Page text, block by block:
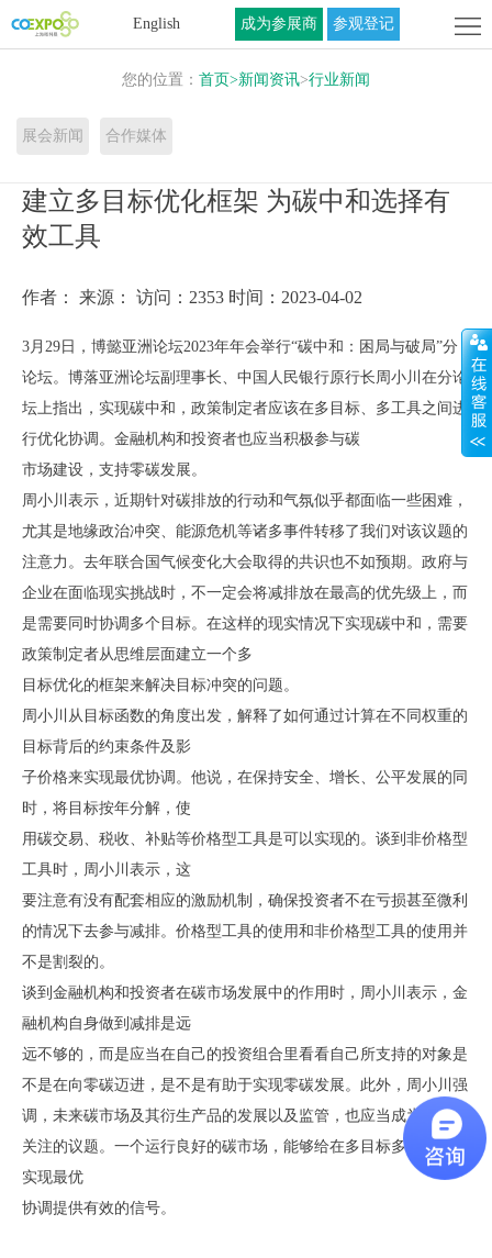
English 成为参展商 参观登记
首
您的位置： 首页>新闻资讯>行业新闻
展会新闻 合作媒体
建立多目标优化框架 为碳中和选择有
效工具
作者： 来源： 访问：2353 时间：2023-04-02
3月29日，博懿亚洲论坛2023年年会举行“碳中和：困局与破局”分
论坛。博落亚洲论坛副理事长、中国人民银行原行长周小川在分论
坛上指出，实现碳中和，政策制定者应该在多目标、多工具之间进
行优化协调。金融机构和投资者也应当积极参与碳
市场建设，支持零碳发展。
周小川表示，近期针对碳排放的行动和气氛似乎都面临一些困难，
尤其是地缘政治冲突、能源危机等诸多事件转移了我们对该议题的
注意力。去年联合国气候变化大会取得的共识也不如预期。政府与
企业在面临现实挑战时，不一定会将减排放在最高的优先级上，而
是需要同时协调多个目标。在这样的现实情况下实现碳中和，需要
政策制定者从思维层面建立一个多
目标优化的框架来解决目标冲突的问题。
周小川从目标函数的角度出发，解释了如何通过计算在不同权重的
目标背后的约束条件及影
子价格来实现最优协调。他说，在保持安全、增长、公平发展的同
时，将目标按年分解，使
用碳交易、税收、补贴等价格型工具是可以实现的。谈到非价格型
工具时，周小川表示，这
要注意有没有配套相应的激励机制，确保投资者不在亏损甚至微利
的情况下去参与减排。价格型工具的使用和非价格型工具的使用并
不是割裂的。
谈到金融机构和投资者在碳市场发展中的作用时，周小川表示，金
融机构自身做到减排是远
远不够的，而是应当在自己的投资组合里看看自己所支持的对象是
不是在向零碳迈进，是不是有助于实现零碳发展。此外，周小川强
调，未来碳市场及其衍生产品的发展以及监管，也应当成为金融业
关注的议题。一个运行良好的碳市场，能够给在多目标多工具之间
实现最优
协调提供有效的信号。